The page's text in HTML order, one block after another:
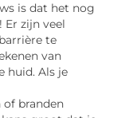
is dat het nog
zijn veel
te
van
huid. Als je
branden